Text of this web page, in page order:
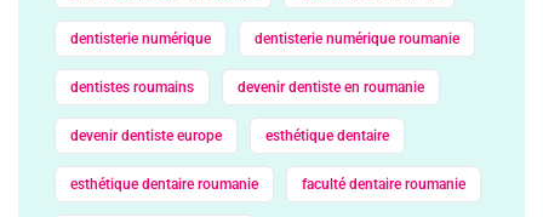
dentisterie numérique dentisterie numérique roumanie
dentistes roumains devenir dentiste en roumanie
devenir dentiste europe esthétique dentaire
esthétique dentaire roumanie faculté dentaire roumanie